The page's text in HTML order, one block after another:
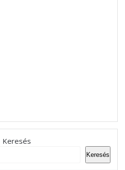
Keresés
Keresés